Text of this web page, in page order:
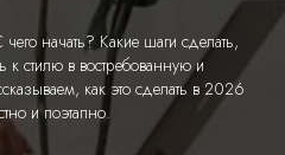
чего начать? Какие шаги сделать,
к стилю в востребованную и
как это сделать в 2026
и поэтапно.